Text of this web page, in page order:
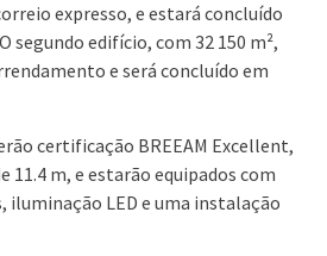
expresso, e estará concluído
segundo edifício, com 32 150 m²,
e será concluído em
certificação BREEAM Excellent,
11.4 m, e estarão equipados com
iluminação LED e uma instalação